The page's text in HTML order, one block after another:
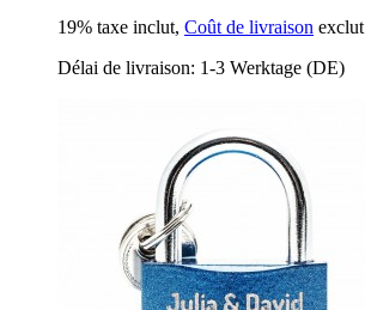
19% taxe inclut, Coût de livraison exclut
Délai de livraison: 1-3 Werktage (DE)